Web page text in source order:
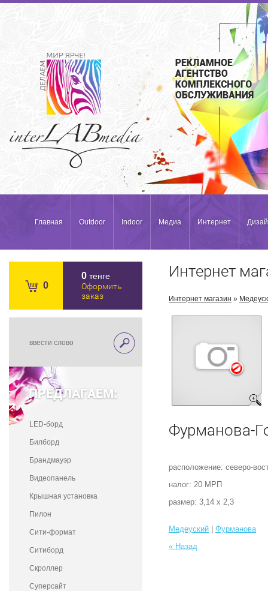
Главная Outdoor Indoor Медиа Интернет
0
0 тенге
Оформить
заказ
ПРЕДЛАГАЕМ:
LED-борд
Билборд
Брандмауэр
Видеопанель
Крышная установка
Пилон
Сити-формат
Ситиборд
Скроллер
Суперсайт
Интернет
Интернет магазин »
Фурманова-
расположение: северо-
налог: 20 МРП
размер: 3,14 х 2,3
Медеуский
Фурманова
« Назад